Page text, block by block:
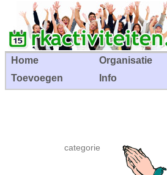
Home Organisatie
Toevoegen
Info
categorie